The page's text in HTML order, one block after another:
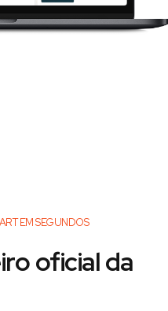
EM SEGUNDOS
oficial da